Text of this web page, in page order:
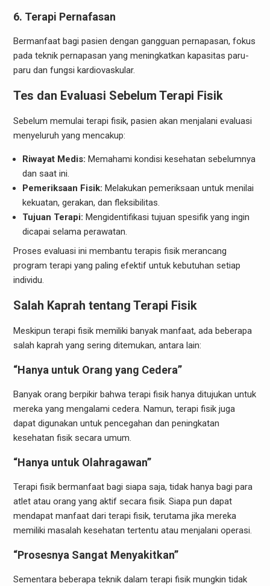
6. Terapi Pernafasan
Bermanfaat bagi pasien dengan gangguan pernapasan, fokus
pada teknik pernapasan yang meningkatkan kapasitas paru-
paru dan fungsi kardiovaskular.
Tes dan Evaluasi Sebelum Terapi Fisik
Sebelum memulai terapi fisik, pasien akan menjalani evaluasi
menyeluruh yang mencakup:
Riwayat Medis: Memahami kondisi kesehatan sebelumnya
dan saat ini.
Pemeriksaan Fisik: Melakukan pemeriksaan untuk menilai
kekuatan, gerakan, dan fleksibilitas.
Tujuan Terapi: Mengidentifikasi tujuan spesifik yang ingin
dicapai selama perawatan.
Proses evaluasi ini membantu terapis fisik merancang
program terapi yang paling efektif untuk kebutuhan setiap
individu.
Salah Kaprah tentang Terapi Fisik
Meskipun terapi fisik memiliki banyak manfaat, ada beberapa
salah kaprah yang sering ditemukan, antara lain:
“Hanya untuk Orang yang Cedera”
Banyak orang berpikir bahwa terapi fisik hanya ditujukan untuk
mereka yang mengalami cedera. Namun, terapi fisik juga
dapat digunakan untuk pencegahan dan peningkatan
kesehatan fisik secara umum.
“Hanya untuk Olahragawan”
Terapi fisik bermanfaat bagi siapa saja, tidak hanya bagi para
atlet atau orang yang aktif secara fisik. Siapa pun dapat
mendapat manfaat dari terapi fisik, terutama jika mereka
memiliki masalah kesehatan tertentu atau menjalani operasi.
“Prosesnya Sangat Menyakitkan”
Sementara beberapa teknik dalam terapi fisik mungkin tidak